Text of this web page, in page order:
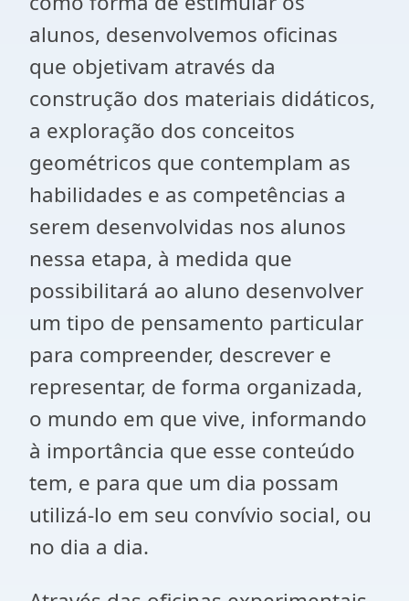
alunos, desenvolvemos oficinas
que objetivam através da
construção dos materiais didáticos,
a exploração dos conceitos
geométricos que contemplam as
habilidades e as competências a
serem desenvolvidas nos alunos
nessa etapa, à medida que
possibilitará ao aluno desenvolver
um tipo de pensamento particular
para compreender, descrever e
representar, de forma organizada,
o mundo em que vive, informando
à importância que esse conteúdo
tem, e para que um dia possam
utilizá-lo em seu convívio social, ou
no dia a dia.